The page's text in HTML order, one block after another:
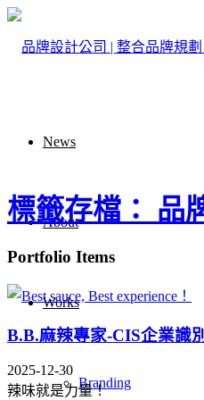
News
About
Works
Branding
標籤存檔： 品
Portfolio Items
B.B.麻辣專家-CIS企業識
2025-12-30
辣味就是力量！